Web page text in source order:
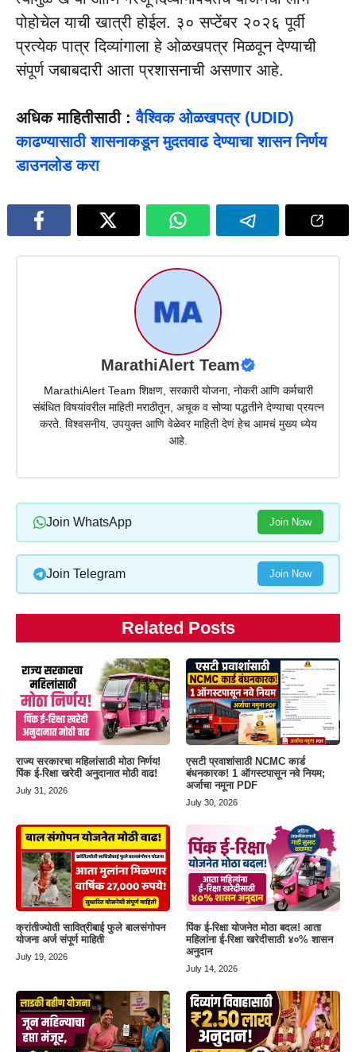
पोहोचेल याची खात्री होईल. ३० सप्टेंबर २०२६ पूर्वी
प्रत्येक पात्र दिव्यांगाला हे ओळखपत्र मिळवून देण्याची
संपूर्ण जबाबदारी आता प्रशासनाची असणार आहे.
अधिक माहितीसाठी :वैश्विक ओळखपत्र (UDID)
काढण्यासाठी शासनाकडून मुदतवाढ देण्याचा शासन निर्णय
डाउनलोड करा
MarathiAlert Team
MarathiAlert Team शिक्षण, सरकारी योजना, नोकरी आणि कर्मचारी
संबंधित विषयांवरील माहिती मराठीतून, अचूक व सोप्या पद्धतीने देण्याचा प्रयत्न
करते. विश्वसनीय, उपयुक्त आणि वेळेवर माहिती देणं हेच आमचं मुख्य ध्येय
आहे.
Join WhatsApp Join Now
Join Telegram Join Now
Related Posts
राज्य सरकारचा महिलांसाठी मोठा निर्णय!
पिंक ई-रिक्षा खरेदी अनुदानात मोठी वाढ!
July 31, 2026
एसटी प्रवाशांसाठी NCMC कार्ड
बंधनकारक! 1 ऑगस्टपासून नवे नियम;
अर्जाचा नमूना PDF
July 30, 2026
क्रांतीज्योती सावित्रीबाई फुले बालसंगोपन
योजना अर्ज संपूर्ण माहिती
July 19, 2026
पिंक ई-रिक्षा योजनेत मोठा बदल! आता
महिलांना ई-रिक्षा खरेदीसाठी ४०% शासन
अनुदान
July 14, 2026